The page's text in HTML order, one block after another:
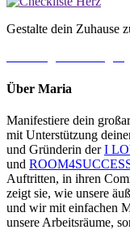
Gestalte dein Zuhause
Über Maria
Manifestiere dein
mit Unterstützung
und Gründerin derI
und
Auftritten, in ihren
zeigt sie, wie unsere
und wir mit einfachen
unsere Arbeitsräume,